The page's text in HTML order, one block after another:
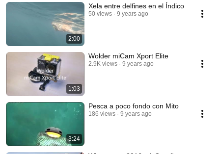
2:00
Xela entre delfines en el Índico
50 views 9 years ago
1:03
Wolder miCam Xport Elite
2.9K views 9 years ago
3:24
Pesca a poco fondo con Mito
186 views 9 years ago